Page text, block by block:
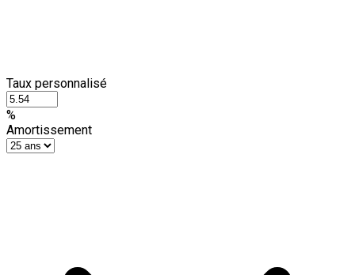
Taux personnalisé
%
Amortissement